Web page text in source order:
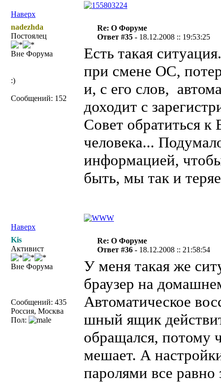
Наверх
nadezhda
Постоялец
Вне Форума
:)
Сообщений: 152
Re: О Форуме
Ответ #35 - 18.12.2008 :: 19:53:25
Есть такая
при смене ОС,
и, с его слов,
доходит с
Совет обратиться
человека...
информацией,
быть, мы так и
Наверх
Kis
Активист
Вне Форума
Сообщений: 435
Россия, Москва
Пол:
Re: О Форуме
Ответ #36 - 18.12.2008 :: 21:58:54
У меня такая же
браузер на
Автоматическое
шный ящик
обращался, потому
мешает. А
паролями все